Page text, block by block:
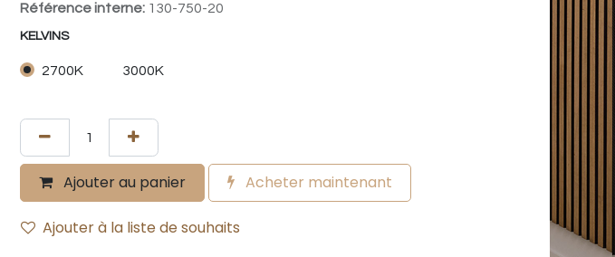
Référence interne: 130-750-20
KELVINS
2700K 3000K
Ajouter au panier Acheter maintenant
Ajouter à la liste de souhaits